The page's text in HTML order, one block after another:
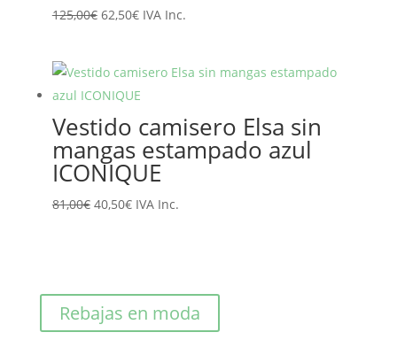
125,00€ El
era:
125,00€.
62,50€El
es:
62,50€.
IVA Inc.
Vestido camisero Elsa sin
mangas estampado azul
ICONIQUE
81,00€ El
81,00€.
40,50€El
40,50€.
IVA Inc.
Rebajas en moda